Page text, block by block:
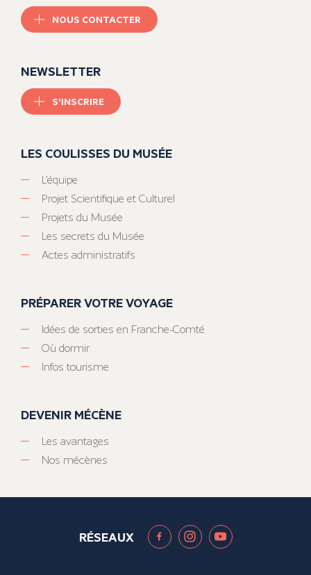
NOUS CONTACTER
NEWSLETTER
S'INSCRIRE
LES COULISSES DU MUSÉE
L’équipe
Projet Scientifique et Culturel
Projets du Musée
Les secrets du Musée
Actes administratifs
PRÉPARER VOTRE VOYAGE
Idées de sorties en Franche-Comté
Où dormir
Infos tourisme
DEVENIR MÉCÈNE
Les avantages
Nos mécènes
RÉSEAUX